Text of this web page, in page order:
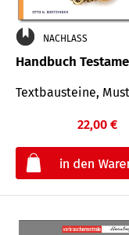
NACHLASS
Handbuch
Textbausteine,
22,00 €